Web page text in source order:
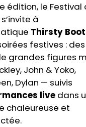
édition, le
à
Thirsty Boot
festives :
grandes figures
John & Yoko,
Dylan — suivis
live dans
chaleureuse et